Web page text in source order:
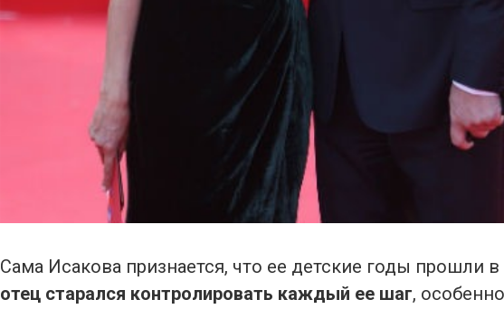
Сама Исакова признается, что ее детские годы прошли в
отец старался контролировать каждый ее шаг,